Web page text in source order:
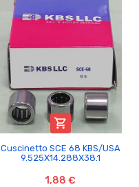

Cuscinetto SCE 68 KBS/USA
9.525X14.288X38.1
1,88 €